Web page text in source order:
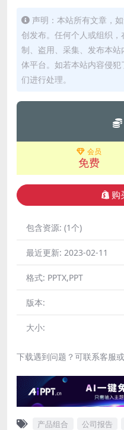
声明：本站所有文章，
创发布。任何个人或组织
制、盗用、采集、发布本
体平台。如若本站内容侵
们进行处理。
会员
免费
购
包含资源: (1个)
最近更新: 2023-02-11
格式: PPTX,PPT
版本:
大小:
下载遇到问题？可联系客服
产品组合 公司报告